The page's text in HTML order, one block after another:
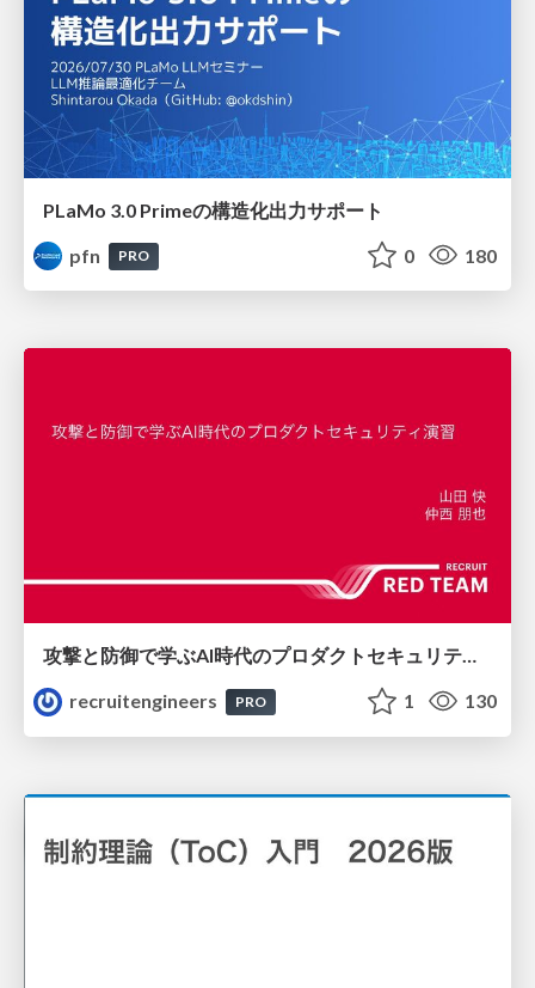
PLaMo 3.0 Primeの構造化出力サポート
pfn
PRO 0 180
攻撃と防御で学ぶAI時代のプロダクトセキュリティ演習
recruitengineers
PRO 1 130